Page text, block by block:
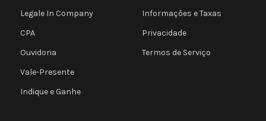
Legale In Company
CPA
Ouvidoria
Vale-Presente
Indique e Ganhe
Informações e Taxas
Privacidade
Termos de Serviço